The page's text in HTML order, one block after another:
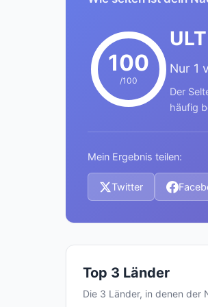
100
/100
Nur 1
Der
häufig
Mein Ergebnis teilen:
Twitter
Top 3 Länder
Die 3 Länder, in denen der